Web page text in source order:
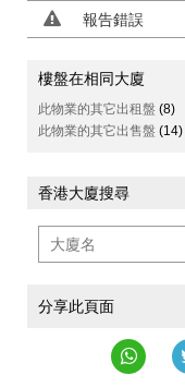
報告錯誤
樓盤在相同大廈
此物業的其它出租盤 (8)
此物業的其它出售盤 (14)
香港大廈搜尋
分享此頁面